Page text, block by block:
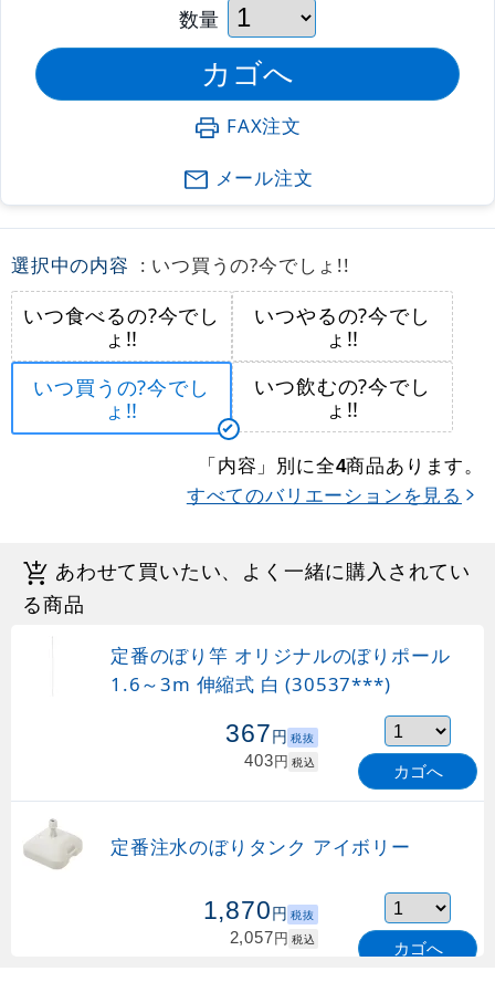
数量
FAX注文
メール注文
選択中の内容 : いつ買うの?今でしょ!!
いつ食べるの?今でし
ょ!!
いつやるの?今でし
ょ!!
いつ買うの?今でし
ょ!!
いつ飲むの?今でし
ょ!!
「内容」別に全4商品あります。
すべてのバリエーションを見る
あわせて買いたい、よく一緒に購入されてい
る商品
定番のぼり竿 オリジナルのぼりポール
1.6～3m 伸縮式 白 (30537***)
367円 税抜
403円 税込 カゴへ
定番注水のぼりタンク アイボリー
1,870円 税抜
2,057円 税込 カゴへ